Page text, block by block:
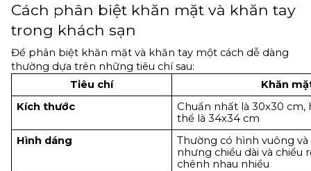
Cách phân biệt khăn mặt và khăn tay
trong khách sạn
Để phân biệt khăn mặt và khăn tay một cách dễ dàng
thường dựa trên những tiêu chí sau:
Tiêu chí
Khăn
Kích thước
Chuẩn nhất là 30x30 cm,
thể là 34x34 cm
Hình dáng
Thường có hình vuông
nhưng chiều dài và chiều
chênh nhau nhiều